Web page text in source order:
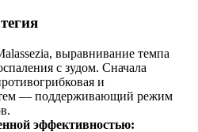
выравнивание темпа
с зудом. Сначала
и
— поддерживающий режим
эффективностью: